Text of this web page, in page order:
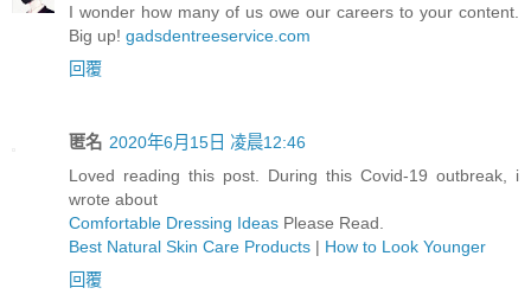
I wonder how many of us owe our careers to your content.
Big up! gadsdentreeservice.com
回覆
匿名 2020年6月15日 凌晨12:46
Loved reading this post. During this Covid-19 outbreak, i
wrote about
Comfortable Dressing Ideas Please Read.
Best Natural Skin Care Products | How to Look Younger
回覆